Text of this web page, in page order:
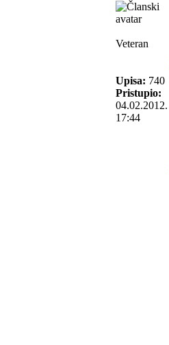
Veteran
Upisa: 740
Pristupio:
04.02.2012.
17:44